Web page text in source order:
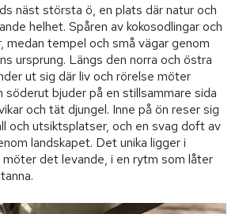
näst största ö, en plats där natur och
helhet. Spåren av kokosodlingar och
medan tempel och små vägar genom
ursprung. Längs den norra och östra
ut sig där liv och rörelse möter
söderut bjuder på en stillsammare sida
och tät djungel. Inne på ön reser sig
och utsiktsplatser, och en svag doft av
landskapet. Det unika ligger i
det levande, i en rytm som låter